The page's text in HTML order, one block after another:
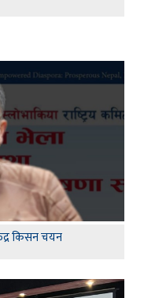
किसन चयन